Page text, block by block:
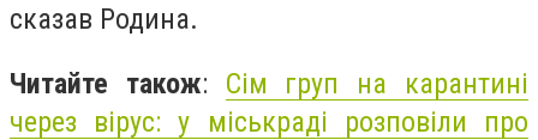
сказав Родина.
Читайте також: Сім груп на карантині
через вірус: у міськраді розповіли про